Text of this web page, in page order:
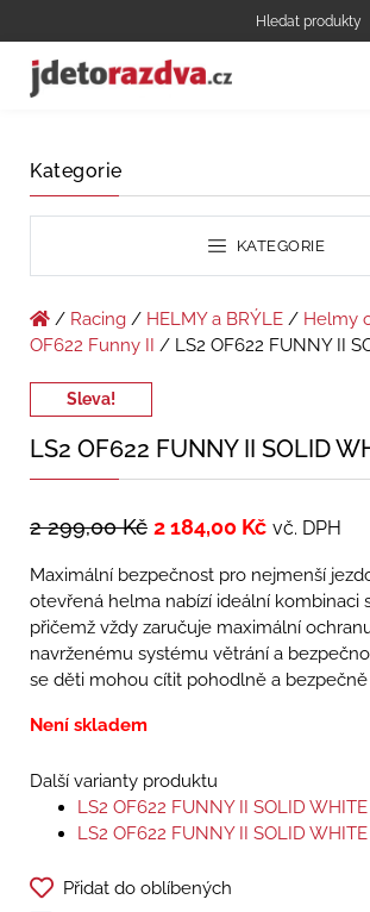
Kategorie
KATEGORIE
/ Racing / HELMY a BRÝLE / Helmy
OF622 Funny II
/ LS2 OF622 FUNNY II
Sleva!
LS2 OF622 FUNNY II SOLID
2 299,00Kč 2 184,00 Kč vč. DPH
Maximální bezpečnost pro nejmenší
otevřená helma nabízí ideální kombinaci
přičemž vždy zaručuje maximální
navrženému systému větrání a
se děti mohou cítit pohodlně a bezpečně
Není skladem
Další varianty produktu
LS2 OF622 FUNNY II SOLID
LS2 OF622 FUNNY II SOLID
Přidat do oblíbených